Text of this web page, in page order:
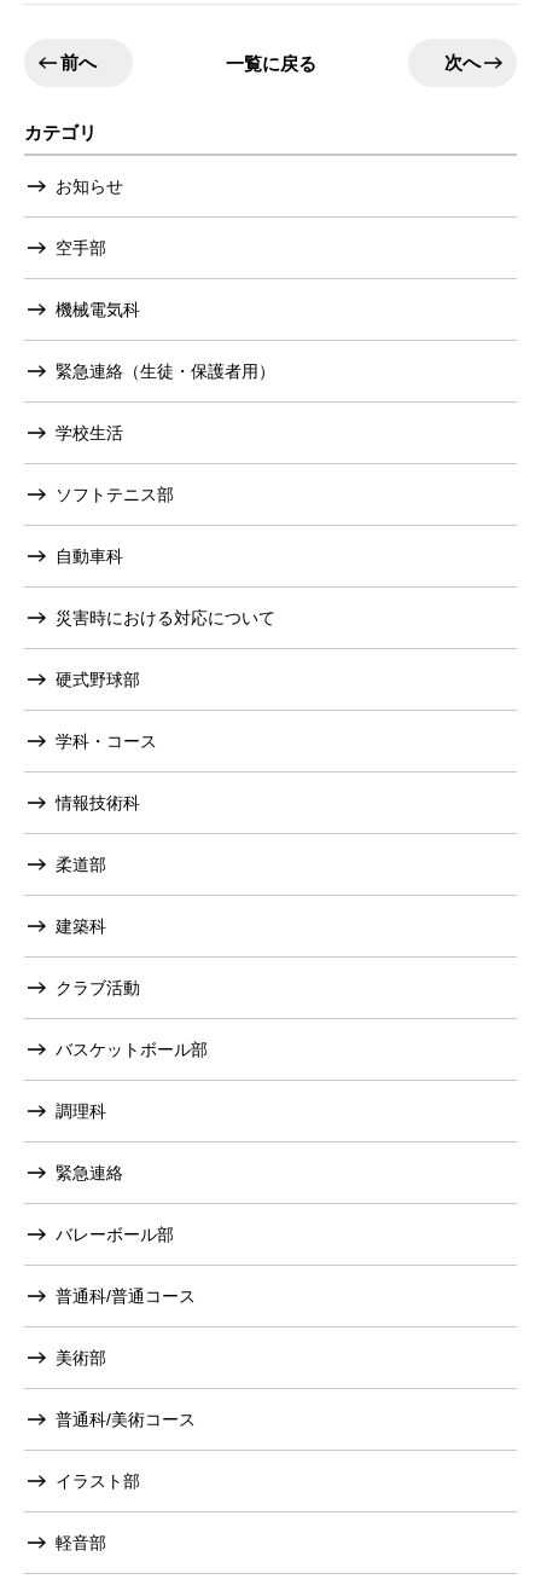
前へ 一覧に戻る 次へ
カテゴリ
お知らせ
空手部
機械電気科
緊急連絡（生徒・保護者用）
学校生活
ソフトテニス部
自動車科
災害時における対応について
硬式野球部
学科・コース
情報技術科
柔道部
建築科
クラブ活動
バスケットボール部
調理科
緊急連絡
バレーボール部
普通科/普通コース
美術部
普通科/美術コース
イラスト部
軽音部